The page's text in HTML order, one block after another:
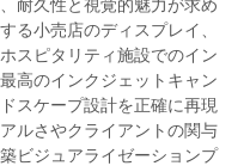
耐久性と視覚的魅力が求め
る小売店のディスプレイ、
スピタリティ施設でのイン
高のインクジェットキャン
スケープ設計を正確に再現
ルさやクライアントの関与
ビジュアライゼーションプ